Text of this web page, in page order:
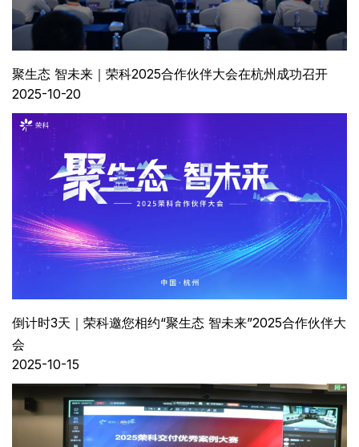
聚生态 智未来｜荣科2025合作伙伴大会在杭州成功召开
2025-10-20
倒计时3天｜荣科邀您相约“聚生态 智未来”2025合作伙伴大
会
2025-10-15